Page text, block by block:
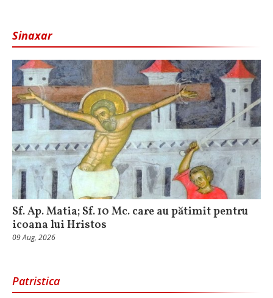
Sinaxar
Sf. Ap. Matia; Sf. 10 Mc. care au pătimit pentru
icoana lui Hristos
09 Aug, 2026
Patristica